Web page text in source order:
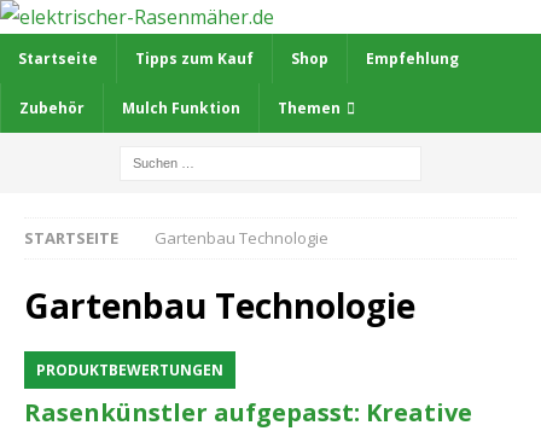
Startseite Tipps zum Kauf Shop Empfehlung
Zubehör Mulch Funktion Themen
STARTSEITE Gartenbau Technologie
Gartenbau Technologie
PRODUKTBEWERTUNGEN
Rasenkünstler aufgepasst: Kreative